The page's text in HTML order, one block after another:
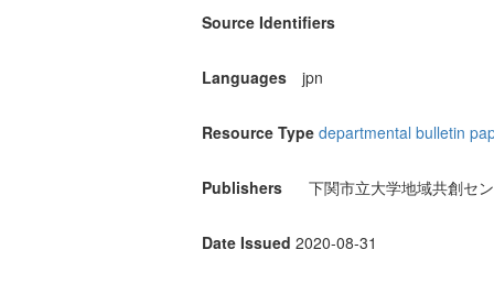
Source Identifiers
Languages jpn
Resource Type departmental bulletin
Publishers 下関市立大学地域共創セ
Date Issued 2020-08-31